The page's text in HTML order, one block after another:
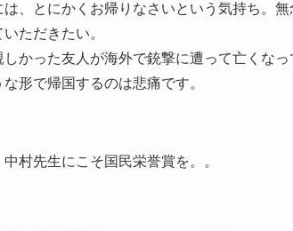
は、とにかくお帰りなさいという気持ち。
ただきたい。
かった友人が海外で銃撃に遭って亡くな
形で帰国するのは悲痛です。
村先生にこそ国民栄誉賞を。。